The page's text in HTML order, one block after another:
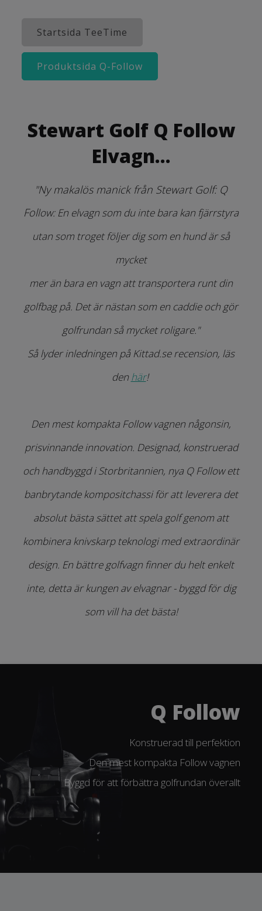
Startsida TeeTime
Produktsida Q-Follow
Stewart Golf Q Follow
Elvagn...
"Ny makalös manick från Stewart Golf: Q
Follow: En elvagn som du inte bara kan fjärrstyra
utan som troget följer dig som en hund är så
mycket
mer än bara en vagn att transportera runt din
golfbag på. Det är nästan som en caddie och gör
golfrundan så mycket roligare."
Så lyder inledningen på Kittad.se recension, läs
den här!
Den mest kompakta Follow vagnen någonsin,
prisvinnande innovation. Designad, konstruerad
och handbyggd i Storbritannien, nya Q Follow ett
banbrytande kompositchassi för att leverera det
absolut bästa sättet att spela golf genom att
kombinera knivskarp teknologi med extraordinär
design. En bättre golfvagn finner du helt enkelt
inte, detta är kungen av elvagnar - byggd för dig
som vill ha det bästa!
Q Follow
Konstruerad till perfektion
Den mest kompakta Follow vagnen
Byggd för att förbättra golfrundan överallt